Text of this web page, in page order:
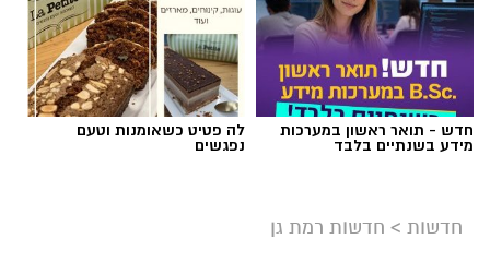
חדש - תואר ראשון במערכות
מידע בשנתיים בלבד
לה פטיט כשאומנות וטעם
נפגשים
חדשות > חדשות רמת גן